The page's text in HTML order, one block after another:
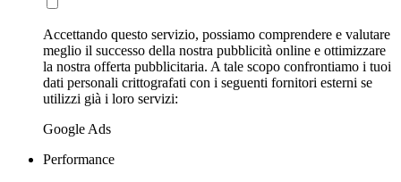
Accettando questo servizio, possiamo comprendere e valutare
meglio il successo della nostra pubblicità online e ottimizzare
la nostra offerta pubblicitaria. A tale scopo confrontiamo i tuoi
dati personali crittografati con i seguenti fornitori esterni se
utilizzi già i loro servizi:
Google Ads
Performance